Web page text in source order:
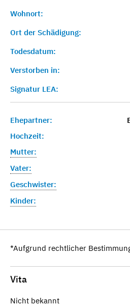
Wohnort:
Ort der Schädigung:
Todesdatum:
Verstorben in:
Signatur LEA:
Ehepartner:
Hochzeit:
Mutter:
Vater:
Geschwister:
Kinder:
*Aufgrund rechtlicher
Vita
Nicht bekannt